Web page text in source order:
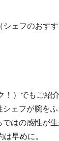
ェフのおす
！）でもご紹
ェフが腕をふ
はの感性が
早めに。